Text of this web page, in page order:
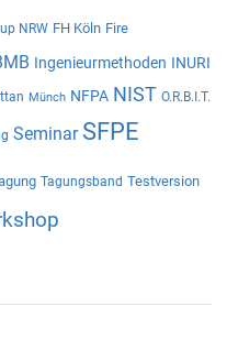
NRW FH Köln Fire
Ingenieurmethoden INURI
Münch NFPA NIST O.R.B.I.T.
Seminar SFPE
Tagungsband Testversion